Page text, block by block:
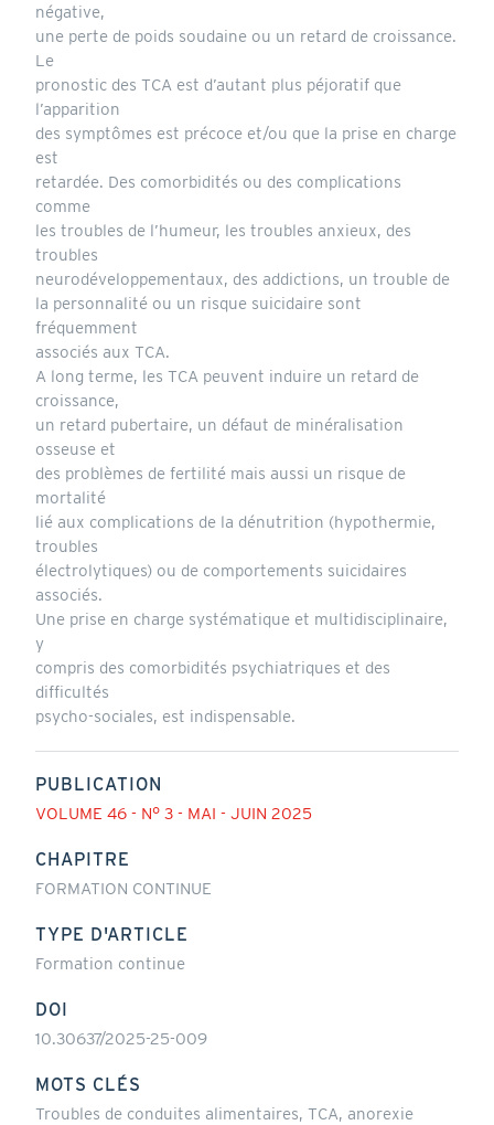
négative,
une perte de poids soudaine ou un retard de croissance.
Le
pronostic des TCA est d’autant plus péjoratif que
l’apparition
des symptômes est précoce et/ou que la prise en charge
est
retardée. Des comorbidités ou des complications
comme
les troubles de l’humeur, les troubles anxieux, des
troubles
neurodéveloppementaux, des addictions, un trouble de
la personnalité ou un risque suicidaire sont
fréquemment
associés aux TCA.
A long terme, les TCA peuvent induire un retard de
croissance,
un retard pubertaire, un défaut de minéralisation
osseuse et
des problèmes de fertilité mais aussi un risque de
mortalité
lié aux complications de la dénutrition (hypothermie,
troubles
électrolytiques) ou de comportements suicidaires
associés.
Une prise en charge systématique et multidisciplinaire,
y
compris des comorbidités psychiatriques et des
difficultés
psycho-sociales, est indispensable.
PUBLICATION
VOLUME 46 - N° 3 - MAI - JUIN 2025
CHAPITRE
FORMATION CONTINUE
TYPE D'ARTICLE
Formation continue
DOI
10.30637/2025-25-009
MOTS CLÉS
Troubles de conduites alimentaires, TCA, anorexie